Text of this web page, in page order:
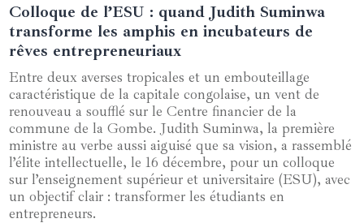
19 décembre 2024
Colloque de l’ESU : quand Judith Suminwa
transforme les amphis en incubateurs de
rêves entrepreneuriaux
Entre deux averses tropicales et un embouteillage
caractéristique de la capitale congolaise, un vent de
renouveau a soufflé sur le Centre financier de la
commune de la Gombe. Judith Suminwa, la première
ministre au verbe aussi aiguisé que sa vision, a rassemblé
l’élite intellectuelle, le 16 décembre, pour un colloque
sur l’enseignement supérieur et universitaire (ESU), avec
un objectif clair : transformer les étudiants en
entrepreneurs.